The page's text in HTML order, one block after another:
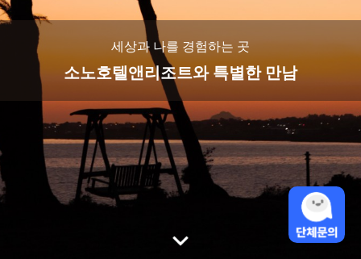
세상과 나를 경험하는 곳
소노호텔앤리조트와 특별한 만남